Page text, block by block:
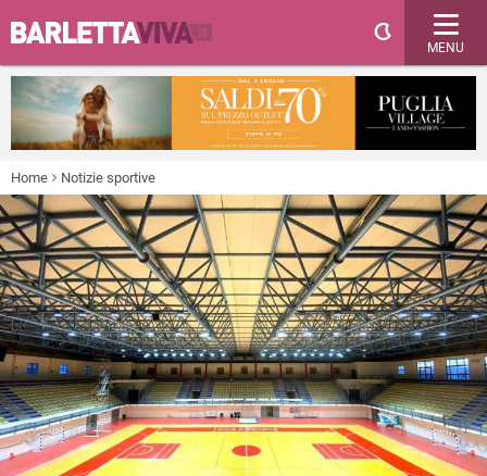
MENU
Home Notizie sportive